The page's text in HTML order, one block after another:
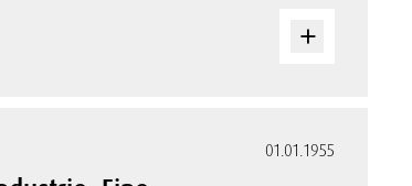
01.01.1955